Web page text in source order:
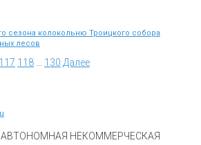
сезона колокольню Троицкого собора
лесов
117 118 130 Далее
АВТОНОМНАЯ НЕКОММЕРЧЕСКАЯ